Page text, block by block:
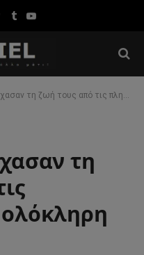
TumblrYouTube
τους από τις πλημμύρες σε ολόκληρη την Κένυα
τη